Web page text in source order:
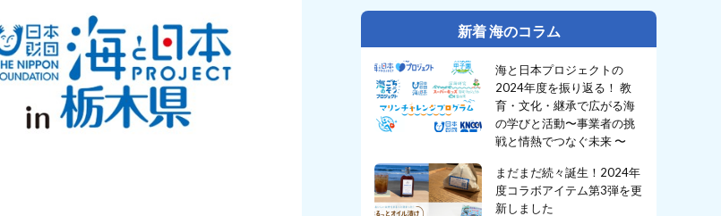
新着 海のコラム
海と日本プロジェクトの
2024年度を振り返る！ 教
育・文化・継承で広がる海
の学びと活動〜事業者の挑
戦と情熱でつなぐ未来 〜
まだまだ続々誕生！2024年
度コラボアイテム第3弾を更
新しました